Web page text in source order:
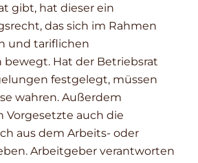
gibt, hat dieser ein
das sich im Rahmen
und tariflichen
Hat der Betriebsrat
festgelegt, müssen
wahren. Außerdem
Vorgesetzte auch die
aus dem Arbeits- oder
Arbeitgeber verantworten